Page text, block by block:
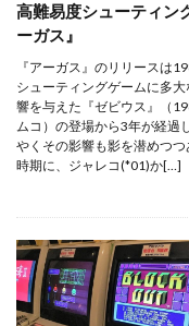
高難易度シューティン
ーガス』
『アーガス』のリリースは
シューティングゲームに多
響を与えた『ゼビウス』（
ムコ）の登場から3年が経過
やくその影響も影を潜めつつ
時期に、ジャレコ(*01)か[…]